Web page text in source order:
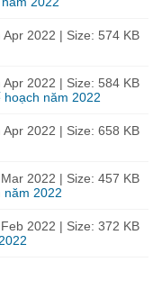
| Size: 574 KB
Apr 2022
| Size: 584 KB
Apr 2022
năm 2022
| Size: 658 KB
Apr 2022
| Size: 457 KB
2022
2022
| Size: 372 KB
2022